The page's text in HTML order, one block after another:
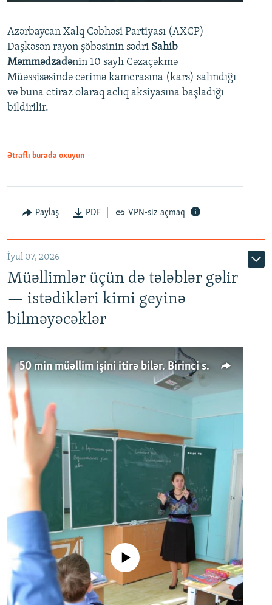
Auto 240p 360p
720p 1080p
360p
720p
1080p
Azərbaycan Xalq Cəbhəsi Partiyası (AXCP)
Daşkəsən rayon şöbəsinin sədri Sahib
Məmmədzadənin 10 saylı Cəzaçəkmə
Müəssisəsində cərimə kamerasına (kars) salındığı
və buna etiraz olaraq aclıq aksiyasına başladığı
bildirilir.
Ətraflı burada oxuyun
Paylaş PDF VPN-siz açmaq
İyul 07, 2026
Müəllimlər üçün də tələblər gəlir
— istədikləri kimi geyinə
bilməyəcəklər
50 min müəllim işini itirə bilər. Birinci sinfə gedənlər azalır
No media source currently available